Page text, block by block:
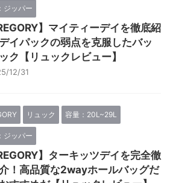
ジッパー
】マイティーデイを徹底紹
イパックの弱点を克服したバッ
ク【リュックレビュー】
12/31
リュック 容量：20L~29L
ジッパー
】ターキッツデイを完全徹
！高品質な2wayホールバッグだ